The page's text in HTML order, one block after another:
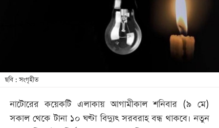
শিক্ষা
সব
বিভাগ
ছবি : সংগৃহীত
নাটোরের কয়েকটি এলাকায় আগামীকাল শনিবার (৯ মে)
সকাল থেকে টানা ১০ ঘণ্টা বিদ্যুৎ সরবরাহ বন্ধ থাকবে। নতুন